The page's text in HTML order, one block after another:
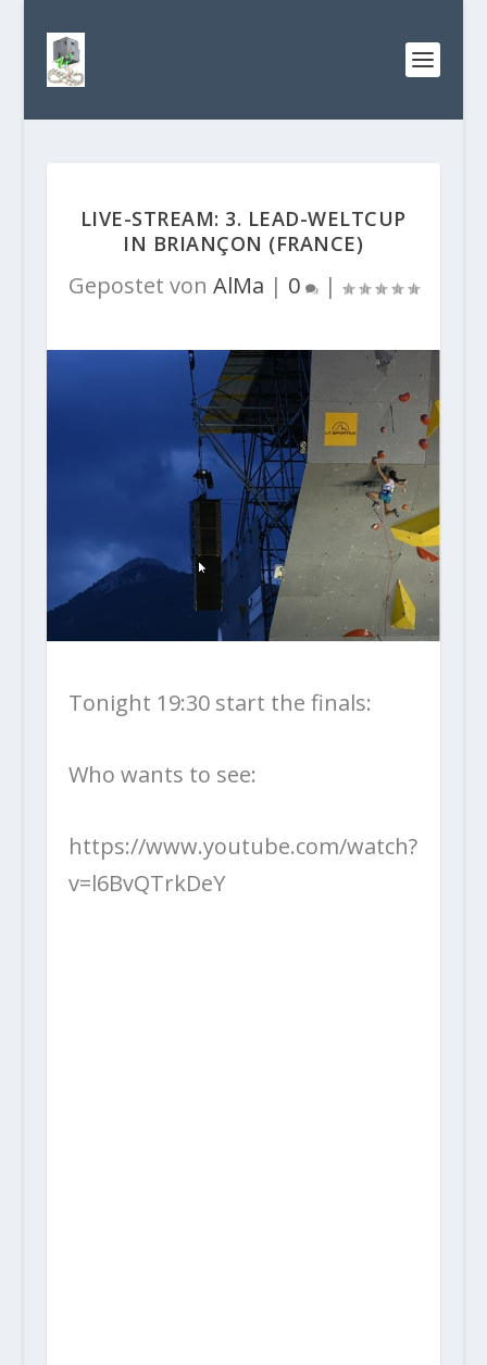
LIVE-STREAM: 3. LEAD-WELTCUP
IN BRIANÇON (FRANCE)
Gepostet von AlMa | 0 |
Tonight 19:30 start the finals:
Who wants to see:
https://www.youtube.com/watch?
v=l6BvQTrkDeY